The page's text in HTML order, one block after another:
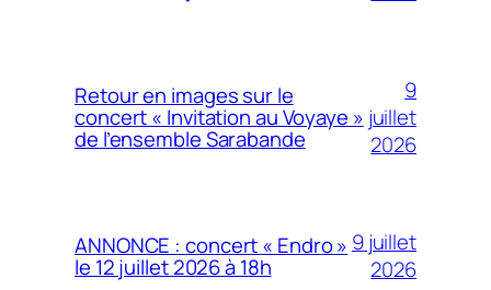
Retour en images sur le
concert « Invitation au Voyaye »
de l’ensemble Sarabande
9
juillet
2026
ANNONCE : concert « Endro »
le 12 juillet 2026 à 18h
9 juillet
2026